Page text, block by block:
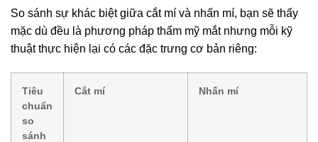
So sánh sự khác biệt giữa cắt mí và nhấn mí, bạn sẽ thấy
mặc dù đều là phương pháp thẩm mỹ mắt nhưng mỗi kỹ
thuật thực hiện lại có các đặc trưng cơ bản riêng:
Tiêu
chuẩn
so
sánh
Cắt mí Nhấn mí